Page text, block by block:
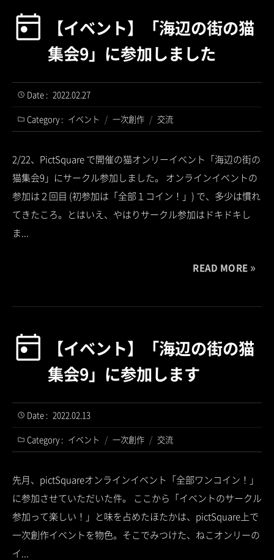
【イベント】「海辺の街の猫
集会9」に参加しました
Date : 2022.02.27
Category : イベント / 一次創作 / 交流
2/22、PictSquare で開催の猫オンリーイベント「海辺の街の
猫集会9」にサークル参加しました。 オンラインイベントの
参加は２回目 (初参加は「全部１コイン！」) で、多少は慣れ
てきたころ。とはいえ、やはりサークル参加はドキドキし
ま...
READ MORE
【イベント】「海辺の街の猫
集会9」に参加します
Date : 2022.02.13
Category : イベント / 一次創作 / 交流
先月、pictSquareオンラインイベント「全部ワンコイン！」
に参加させていただいた件。 ここから「イベントのサークル
参加って楽しい！」と味を占めたほたかは、pictSquare上で
一次創作イベントを物色。そこでみつけた、ねこオンリーの
イ...